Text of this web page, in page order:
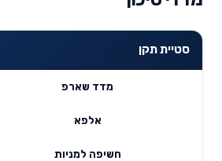
סטיית תקן
מדד שארפ
אלפא
חשיפה למניות